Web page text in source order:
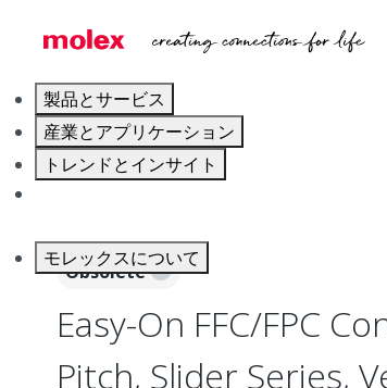
製品とサービス
産業とアプリケーション
トレンドとインサイト
モレックスについて
FFC / FPC
Obsolete
Easy-On FFC/FPC
Pitch, Slider Series,